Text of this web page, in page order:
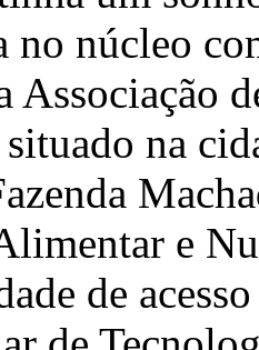
no núcleo
Associação
na
e
de